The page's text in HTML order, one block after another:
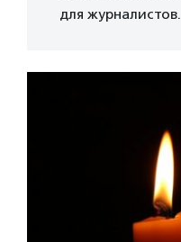
для журналистов.